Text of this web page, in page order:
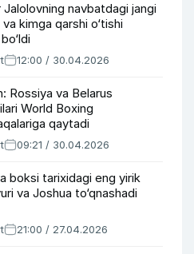
Jalolovning navbatdagi jangi
kimga qarshi o‘tishi
12:00 / 30.04.2026
Rossiya va Belarus
World Boxing
qaytadi
09:21 / 30.04.2026
boksi tarixidagi eng yirik
va Joshua to‘qnashadi
21:00 / 27.04.2026